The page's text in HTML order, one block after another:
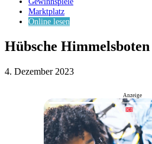
Marktplatz
Online lesen
Hübsche Himmelsboten
4. Dezember 2023
Anzeige